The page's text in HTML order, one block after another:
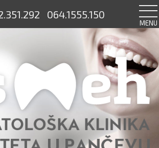
064.1555.150
MENU